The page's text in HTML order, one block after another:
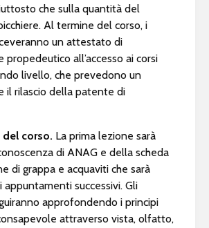
che sulla quantità del
Al termine del corso, i
un attestato di
propedeutico all’accesso ai corsi
livello, che prevedono un
il rilascio della patente di
del corso. La prima lezione sarà
di ANAG e della scheda
di grappa e acquaviti che sarà
successivi. Gli
approfondendo i principi
attraverso vista, olfatto,